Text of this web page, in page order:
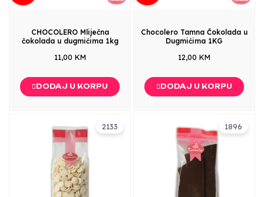
CHOCOLERO Mliječna
čokolada u dugmićima 1kg
11,00 KM
DODAJ U KORPU
Chocolero Tamna Čokolada u
Dugmićima 1KG
12,00 KM
DODAJ U KORPU
2133 1896